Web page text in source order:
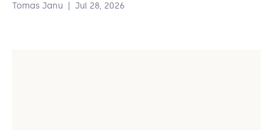
Tomas Janu Jul 28, 2026